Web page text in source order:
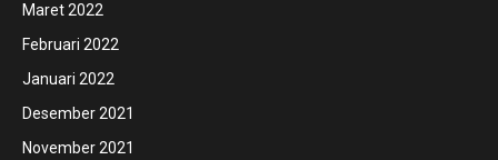
Maret 2022
Februari 2022
Januari 2022
Desember 2021
November 2021